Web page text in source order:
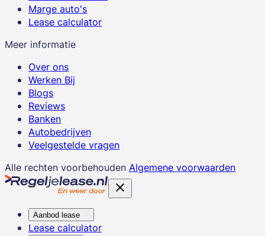
Marge auto's
Lease calculator
Meer informatie
Over ons
Werken Bij
Blogs
Reviews
Banken
Autobedrijven
Veelgestelde vragen
Alle rechten voorbehouden Algemene voorwaarden
Aanbod lease
Lease calculator